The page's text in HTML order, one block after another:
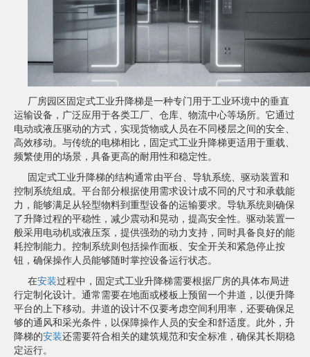
厂房园区固定式工业升降梯是一种专门用于工业环境中的垂直
运输设备，广泛应用于各类工厂、仓库、物流中心等场所。它通过
电动或液压驱动的方式，实现货物或人员在不同楼层之间的安全、
高效移动。与传统的电梯相比，固定式工业升降梯更适用于重载、
频繁使用的场景，具备更高的耐用性和稳定性。
固定式工业升降梯的结构通常由平台、导轨系统、驱动装置和
控制系统组成。平台部分根据使用需求设计成不同的尺寸和承载能
力，能够满足从轻型物料到重型设备的运输要求。导轨系统则确保
了升降过程的平稳性，减少震动和晃动，提高安全性。驱动装置一
般采用电动机或液压泵，提供强劲的动力支持，同时具备良好的能
耗控制能力。控制系统则包括操作面板、安全开关和紧急停止按
钮，确保操作人员能够随时掌控设备运行状态。
在安装过程中，固定式工业升降梯需要根据厂房的具体布局进
行定制化设计。通常需要在地面或楼板上预留一个井道，以便升降
平台的上下移动。井道的设计不仅要考虑空间利用率，还要确保足
够的通风和采光条件，以保障操作人员的安全和舒适度。此外，升
降梯的安装还需要符合相关的建筑规范和安全标准，确保其长期稳
定运行。